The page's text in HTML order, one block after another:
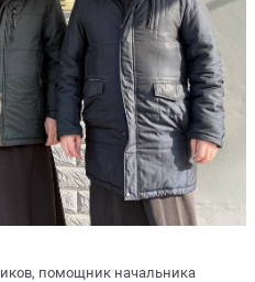
помощник начальника